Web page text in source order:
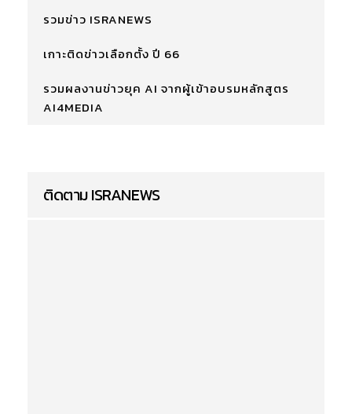
รวมข่าว ISRANEWS
เกาะติดข่าวเลือกตั้ง ปี 66
รวมผลงานข่าวยุค AI จากผู้เข้าอบรมหลักสูตร
AI4MEDIA
ติดตาม ISRANEWS